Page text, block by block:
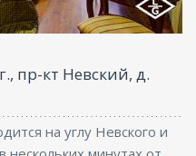
пр-кт Невский, д.
на углу Невского и